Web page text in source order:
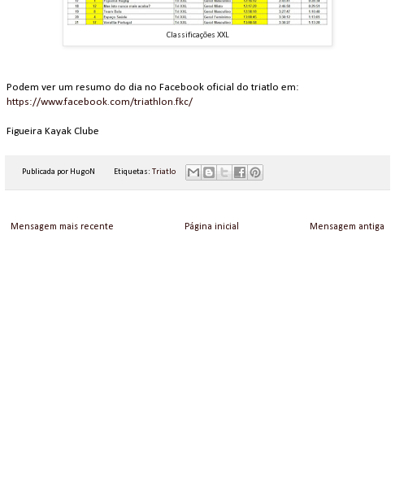
Classificações XXL
Podem ver um resumo do dia no Facebook oficial do triatlo em:
https://www.facebook.com/triathlon.fkc/
Figueira Kayak Clube
Publicada por HugoN Etiquetas: Triatlo
Mensagem mais recente Mensagem antiga
Página inicial